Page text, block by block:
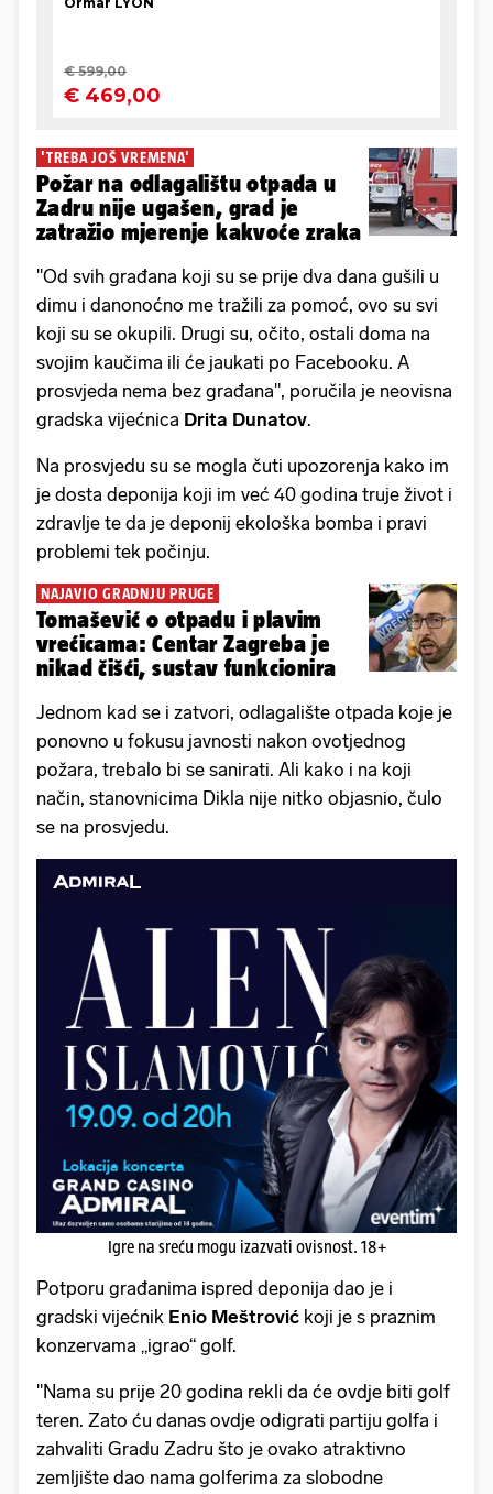
'TREBA JOŠ VREMENA'
Požar na odlagalištu otpada u
Zadru nije ugašen, grad je
zatražio mjerenje kakvoće zraka
"Od svih građana koji su se prije dva dana gušili u
dimu i danonoćno me tražili za pomoć, ovo su svi
koji su se okupili. Drugi su, očito, ostali doma na
svojim kaučima ili će jaukati po Facebooku. A
prosvjeda nema bez građana", poručila je neovisna
gradska vijećnica Drita Dunatov.
Na prosvjedu su se mogla čuti upozorenja kako im
je dosta deponija koji im već 40 godina truje život i
zdravlje te da je deponij ekološka bomba i pravi
problemi tek počinju.
NAJAVIO GRADNJU PRUGE
Tomašević o otpadu i plavim
vrećicama: Centar Zagreba je
nikad čišći, sustav funkcionira
Jednom kad se i zatvori, odlagalište otpada koje je
ponovno u fokusu javnosti nakon ovotjednog
požara, trebalo bi se sanirati. Ali kako i na koji
način, stanovnicima Dikla nije nitko objasnio, čulo
se na prosvjedu.
Igre na sreću mogu izazvati ovisnost. 18+
Potporu građanima ispred deponija dao je i
gradski vijećnik Enio Meštrović koji je s praznim
konzervama „igrao“ golf.
"Nama su prije 20 godina rekli da će ovdje biti golf
teren. Zato ću danas ovdje odigrati partiju golfa i
zahvaliti Gradu Zadru što je ovako atraktivno
zemljište dao nama golferima za slobodne